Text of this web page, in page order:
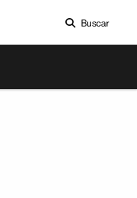
Buscar